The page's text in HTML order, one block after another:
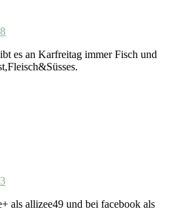
es an Karfreitag immer Fisch und
als allizee49 und bei facebook als